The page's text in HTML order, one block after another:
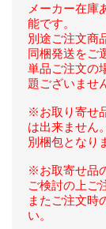
メーカー在庫
能です。
別途ご注文商
同梱発送をご
単品ご注文の
題ございませ
※お取り寄せ
は出来ません。
別梱包となり
※お取寄せ品
ご検討の上ご
またご注文時
い。